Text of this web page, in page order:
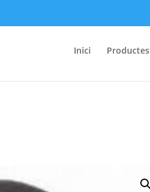
Inici Productes